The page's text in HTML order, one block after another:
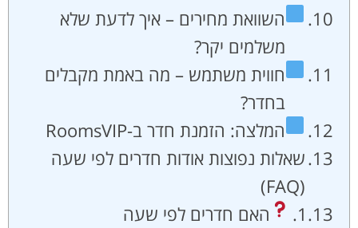
השוואת מחירים – איך לדעת שלא
משלמים יקר?
חווית משתמש – מה באמת מקבלים
בחדר?
המלצה: הזמנת חדר ב-RoomsVIP
שאלות נפוצות אודות חדרים לפי שעה
(FAQ)
האם חדרים לפי שעה